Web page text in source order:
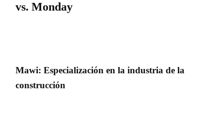
vs. Monday
Mawi: Especialización en la industria de la
construcción